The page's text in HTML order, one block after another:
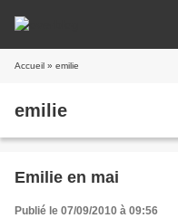
Accueil » emilie
emilie
Emilie en mai
Publié le 07/09/2010 à 09:56